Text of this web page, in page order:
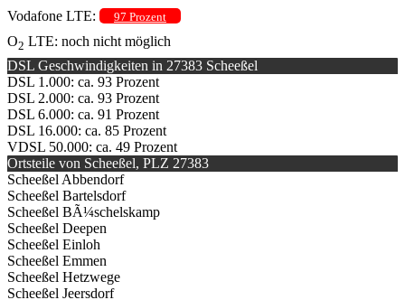
Vodafone LTE: 97 Prozent
O2 LTE: noch nicht möglich
DSL Geschwindigkeiten in 27383 Scheeßel
DSL 1.000: ca. 93 Prozent
DSL 2.000: ca. 93 Prozent
DSL 6.000: ca. 91 Prozent
DSL 16.000: ca. 85 Prozent
VDSL 50.000: ca. 49 Prozent
Ortsteile von Scheeßel, PLZ 27383
Scheeßel Abbendorf
Scheeßel Bartelsdorf
Scheeßel BÃ¼schelskamp
Scheeßel Deepen
Scheeßel Einloh
Scheeßel Emmen
Scheeßel Hetzwege
Scheeßel Jeersdorf